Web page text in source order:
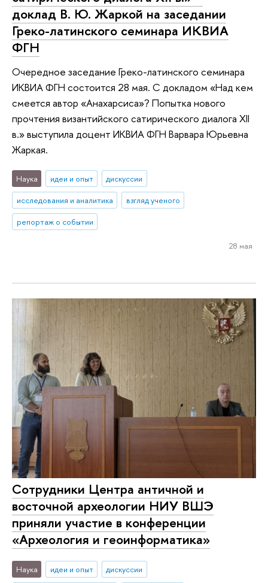
доклад В. Ю. Жаркой на заседании
Греко-латинского семинара ИКВИА
ФГН
Очередное заседание Греко-латинского семинара
ИКВИА ФГН состоится 28 мая. С докладом «Над кем
смеется автор «Анахарсиса»? Попытка нового
прочтения византийского сатирического диалога XII
в.» выступила доцент ИКВИА ФГН Варвара Юрьевна
Жаркая.
Наука идеи и опыт
дискуссии
исследования и аналитика
взгляд ученого
репортаж о событии
28 мая
Сотрудники Центра античной и
восточной археологии НИУ ВШЭ
приняли участие в конференции
«Археология и геоинформатика»
Наука идеи и опыт дискуссии